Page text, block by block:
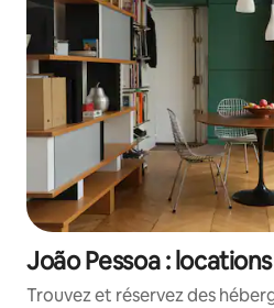
João Pessoa :
Trouvez et réservez des